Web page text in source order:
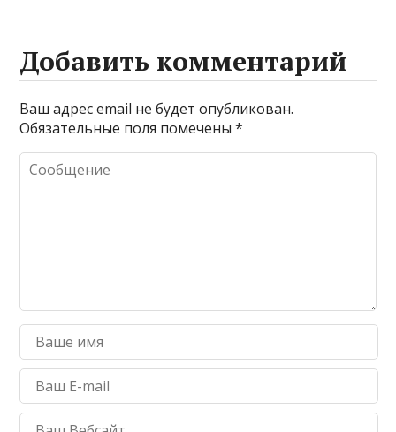
Добавить комментарий
Ваш адрес email не будет опубликован.
Обязательные поля помечены*